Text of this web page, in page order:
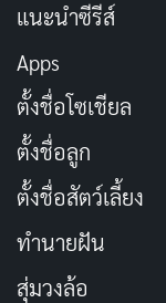
หากกำลังมองหาค
ข้อมูลเพิ่มเติมและ
ตัดสินใจซื้อ
ซื้อได้ที่ Shopee
Tomei Anti-
แนะนำซีรีส์
Apps
ตั้งชื่อโซเชียล
ตั้งชื่อลูก
ตั้งชื่อสัตว์เลี้ยง
ทำนายฝัน
สุ่มวงล้อ